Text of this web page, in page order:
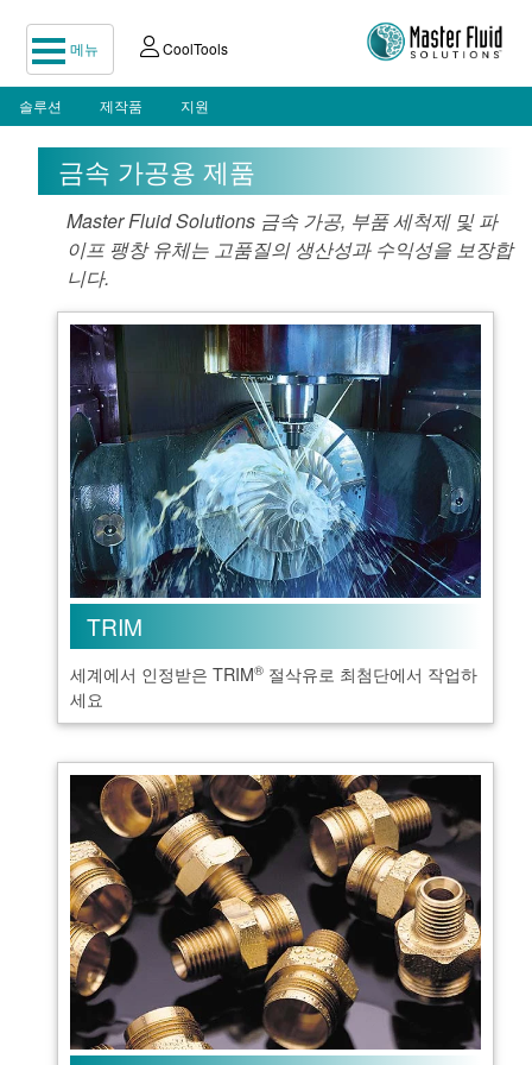
메뉴 CoolTools
솔루션 제작품 지원
금속 가공용 제품
Master Fluid Solutions 금속 가공, 부품 세척제 및 파
이프 팽창 유체는 고품질의 생산성과 수익성을 보장합
니다.
TRIM
세계에서 인정받은 TRIM® 절삭유로 최첨단에서 작업하
세요